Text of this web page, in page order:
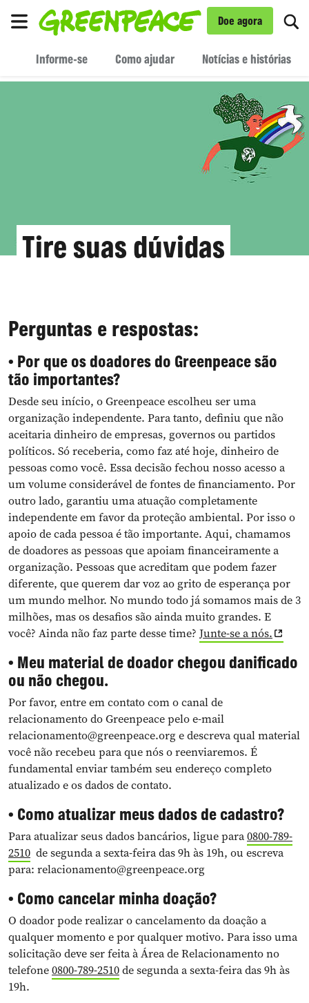
Doe agora
Informe-se Como ajudar Notícias e histórias
Tire suas dúvidas
Perguntas e respostas:
• Por que os doadores do Greenpeace são
tão importantes?
Desde seu início, o Greenpeace escolheu ser uma
organização independente. Para tanto, definiu que não
aceitaria dinheiro de empresas, governos ou partidos
políticos. Só receberia, como faz até hoje, dinheiro de
pessoas como você. Essa decisão fechou nosso acesso a
um volume considerável de fontes de financiamento. Por
outro lado, garantiu uma atuação completamente
independente em favor da proteção ambiental. Por isso o
apoio de cada pessoa é tão importante. Aqui, chamamos
de doadores as pessoas que apoiam financeiramente a
organização. Pessoas que acreditam que podem fazer
diferente, que querem dar voz ao grito de esperança por
um mundo melhor. No mundo todo já somamos mais de 3
milhões, mas os desafios são ainda muito grandes. E
você? Ainda não faz parte desse time? Junte-se a nós.
• Meu material de doador chegou danificado
ou não chegou.
Por favor, entre em contato com o canal de
relacionamento do Greenpeace pelo e-mail
relacionamento@greenpeace.orge descreva qual material
você não recebeu para que nós o reenviaremos. É
fundamental enviar também seu endereço completo
atualizado e os dados de contato.
• Como atualizar meus dados de cadastro?
Para atualizar seus dados bancários, ligue para0800-789-
2510 de segunda a sexta-feira das 9h às 19h, ou escreva
para: relacionamento@greenpeace.org
• Como cancelar minha doação?
O doador pode realizar o cancelamento da doação a
qualquer momento e por qualquer motivo. Para isso uma
solicitação deve ser feita à Área de Relacionamento no
telefone0800-789-2510de segunda a sexta-feira das 9h às
19h.